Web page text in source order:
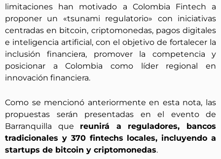
limitaciones han motivado a Colombia Fintech a
proponer un «tsunami regulatorio» con iniciativas
centradas en bitcoin, criptomonedas, pagos digitales
e inteligencia artificial, con el objetivo de fortalecer la
inclusión financiera, promover la competencia y
posicionar a Colombia como líder regional en
innovación financiera.
Como se mencionó anteriormente en esta nota, las
propuestas serán presentadas en el evento de
Barranquilla que reunirá a reguladores, bancos
tradicionales y 370 fintechs locales, incluyendo a
startups de bitcoin y criptomonedas.